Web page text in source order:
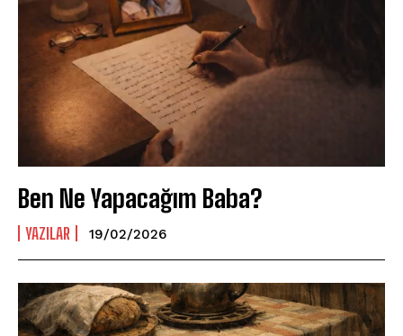
Ben Ne Yapacağım Baba?
YAZILAR 19/02/2026